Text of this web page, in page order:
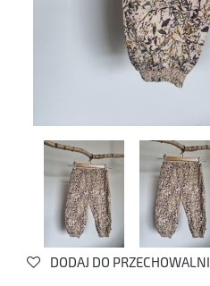
DODAJ DO PRZECHOWALNI